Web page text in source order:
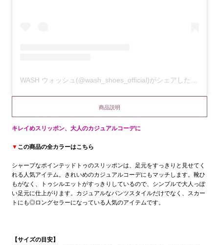
商品説明
キレイめスリッポン、大人のカジュアルコーデに
▼ この商品の全カラーはこちら
シャープなポインテッドトゥのスリッポンは、足元をすっきりと見せてく
れる人気アイテム。きれいめのカジュアルコーデにもマッチします。靴ひ
もがなく、トゥシルエットがすっきりしているので、シンプルで大人っぽ
い足元に仕上がります。カジュアルなパンツスタイルだけでなく、スカー
トにも◎ロングセラーになっている人気のアイテムです。
【サイズの目安】